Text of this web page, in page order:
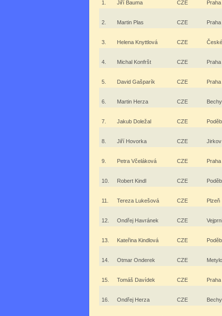
1. Jiří Bauma CZE Praha
2. Martin Plas CZE Praha
3. Helena Knyttlová CZE
4. Michal Konfršt CZE Praha
5. David Gašparík CZE Praha
6. Martin Herza CZE
7. Jakub Doležal CZE
8. Jiří Hovorka CZE Jirkov
9. Petra Včeláková CZE Praha
10. Robert Kindl CZE
11. Tereza Lukešová CZE Plzeň
12. Ondřej Havránek CZE
13. Kateřina Kindlová CZE
14. Otmar Onderek CZE
15. Tomáš Davídek CZE Praha
16. Ondřej Herza CZE